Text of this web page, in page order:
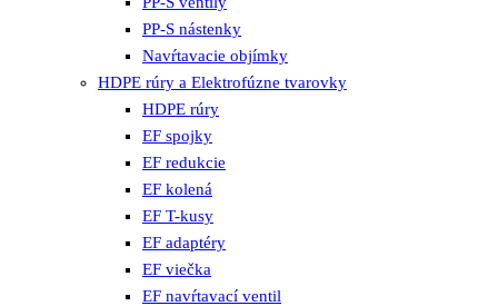
PP-S nástenky
Navŕtavacie objímky
HDPE rúry a Elektrofúzne tvarovky
HDPE rúry
EF spojky
EF redukcie
EF kolená
EF T-kusy
EF adaptéry
EF viečka
EF navŕtavací ventil